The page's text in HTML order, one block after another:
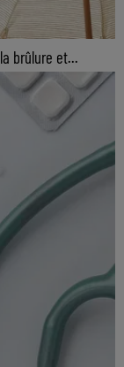
brûlure et...